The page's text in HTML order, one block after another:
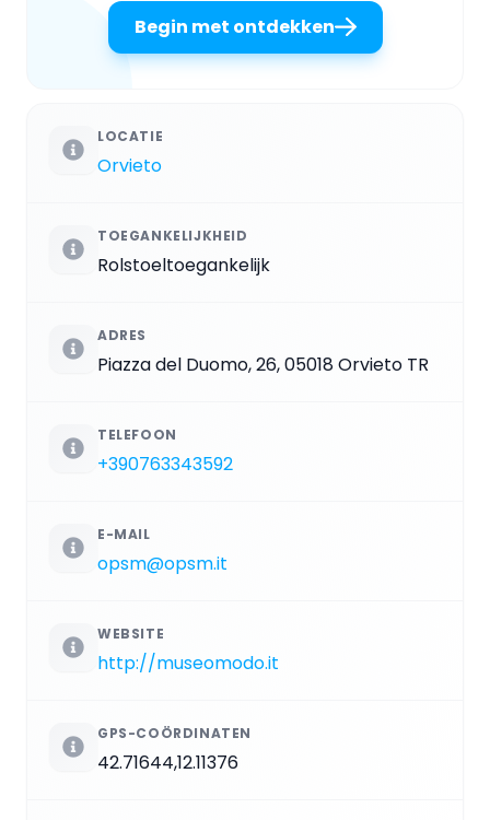
Begin met ontdekken
LOCATIE
Orvieto
TOEGANKELIJKHEID
Rolstoeltoegankelijk
ADRES
Piazza del Duomo, 26, 05018 Orvieto TR
TELEFOON
+390763343592
E-MAIL
opsm@opsm.it
WEBSITE
http://museomodo.it
GPS-COÖRDINATEN
42.71644,12.11376